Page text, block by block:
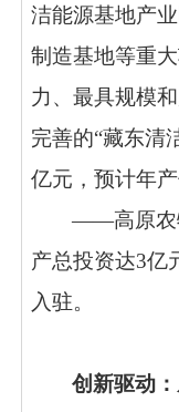
洁能源基地产
制造基地等重
力、最具规模
完善的“藏东清
亿元，预计年
——高原农
产总投资达3亿
入驻。
创新驱动